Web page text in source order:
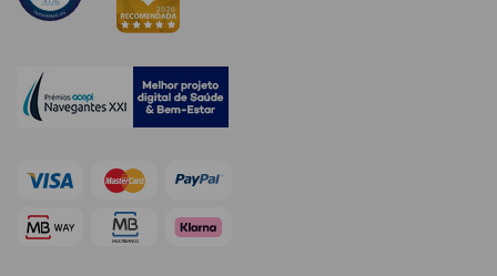
Máscaras
Faciais
Água Termal
Lábios
Coffrets